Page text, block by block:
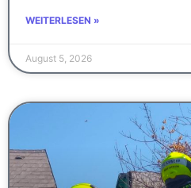
WEITERLESEN »
August 5, 2026